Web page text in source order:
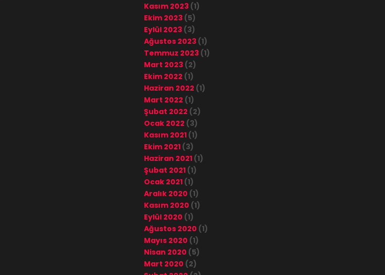
Kasım 2023 (1)
Ekim 2023 (5)
Eylül 2023 (3)
Ağustos 2023 (1)
Temmuz 2023 (1)
Mart 2023 (2)
Ekim 2022 (1)
Haziran 2022 (1)
Mart 2022 (1)
Şubat 2022 (2)
Ocak 2022 (3)
Kasım 2021 (1)
Ekim 2021 (3)
Haziran 2021 (1)
Şubat 2021 (1)
Ocak 2021 (1)
Aralık 2020 (1)
Kasım 2020 (1)
Eylül 2020 (1)
Ağustos 2020 (1)
Mayıs 2020 (1)
Nisan 2020 (5)
Mart 2020 (2)